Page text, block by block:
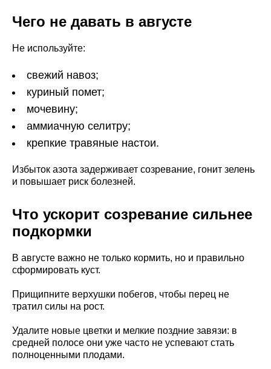
Чего не давать в августе
Не используйте:
свежий навоз;
куриный помет;
мочевину;
аммиачную селитру;
крепкие травяные настои.
Избыток азота задерживает созревание, гонит зелень
и повышает риск болезней.
Что ускорит созревание сильнее
подкормки
В августе важно не только кормить, но и правильно
сформировать куст.
Прищипните верхушки побегов, чтобы перец не
тратил силы на рост.
Удалите новые цветки и мелкие поздние завязи: в
средней полосе они уже часто не успевают стать
полноценными плодами.